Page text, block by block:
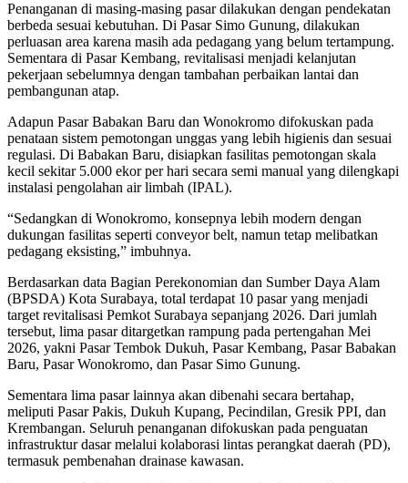
Penanganan di masing-masing pasar dilakukan dengan pendekatan
berbeda sesuai kebutuhan. Di Pasar Simo Gunung, dilakukan
perluasan area karena masih ada pedagang yang belum tertampung.
Sementara di Pasar Kembang, revitalisasi menjadi kelanjutan
pekerjaan sebelumnya dengan tambahan perbaikan lantai dan
pembangunan atap.
Adapun Pasar Babakan Baru dan Wonokromo difokuskan pada
penataan sistem pemotongan unggas yang lebih higienis dan sesuai
regulasi. Di Babakan Baru, disiapkan fasilitas pemotongan skala
kecil sekitar 5.000 ekor per hari secara semi manual yang dilengkapi
instalasi pengolahan air limbah (IPAL).
“Sedangkan di Wonokromo, konsepnya lebih modern dengan
dukungan fasilitas seperti conveyor belt, namun tetap melibatkan
pedagang eksisting,” imbuhnya.
Berdasarkan data Bagian Perekonomian dan Sumber Daya Alam
(BPSDA) Kota Surabaya, total terdapat 10 pasar yang menjadi
target revitalisasi Pemkot Surabaya sepanjang 2026. Dari jumlah
tersebut, lima pasar ditargetkan rampung pada pertengahan Mei
2026, yakni Pasar Tembok Dukuh, Pasar Kembang, Pasar Babakan
Baru, Pasar Wonokromo, dan Pasar Simo Gunung.
Sementara lima pasar lainnya akan dibenahi secara bertahap,
meliputi Pasar Pakis, Dukuh Kupang, Pecindilan, Gresik PPI, dan
Krembangan. Seluruh penanganan difokuskan pada penguatan
infrastruktur dasar melalui kolaborasi lintas perangkat daerah (PD),
termasuk pembenahan drainase kawasan.